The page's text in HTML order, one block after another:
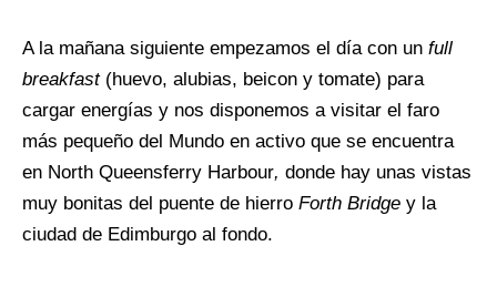
A la mañana siguiente empezamos el día con un full
breakfast(huevo, alubias, beicon y tomate) para
cargar energías y nos disponemos a visitar el faro
más pequeño del Mundo en activo que se encuentra
en North Queensferry Harbour, donde hay unas vistas
muy bonitas del puente de hierro Forth Bridge y la
ciudad de Edimburgo al fondo.